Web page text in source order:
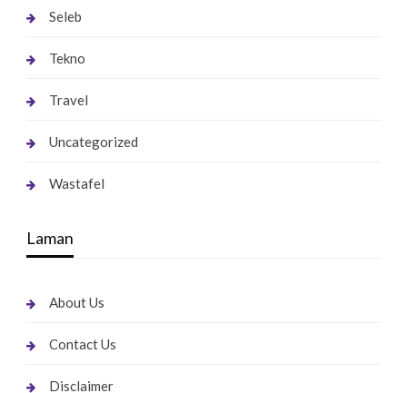
Seleb
Tekno
Travel
Uncategorized
Wastafel
Laman
About Us
Contact Us
Disclaimer